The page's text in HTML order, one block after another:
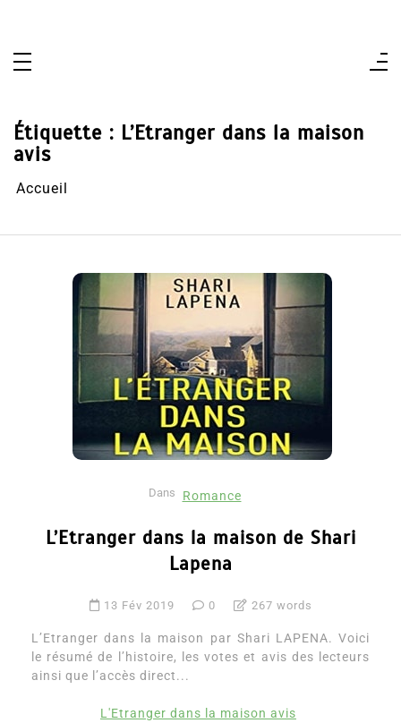
Étiquette : L’Etranger dans la maison
avis
Accueil
Dans Romance
L’Etranger dans la maison de Shari
Lapena
13 Fév 2019 0 267 words
L’Etranger dans la maison par Shari LAPENA. Voici
le résumé de l’histoire, les votes et avis des lecteurs
ainsi que l’accès direct...
L'Etranger dans la maison avis